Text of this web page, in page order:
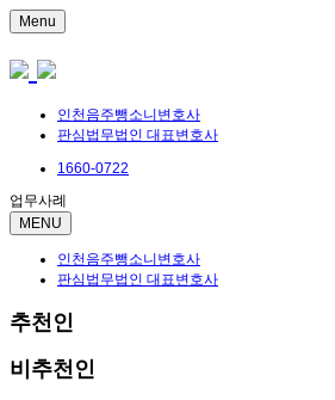
Menu
인천음주뺑소니변호사
판심법무법인 대표변호사
1660-0722
업무사례
MENU
인천음주뺑소니변호사
판심법무법인 대표변호사
추천인
비추천인